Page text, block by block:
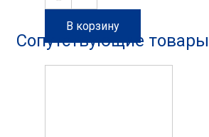
В корзину
Сопутствующие товары